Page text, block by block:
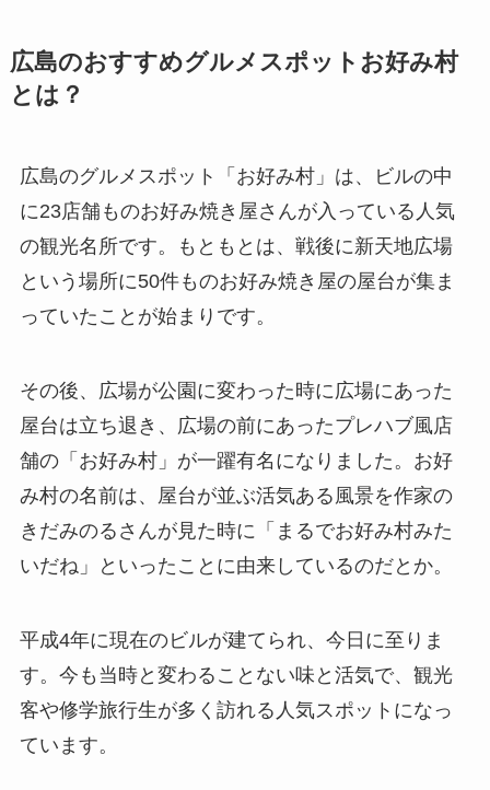
広島のおすすめグルメスポットお好み村
とは？
広島のグルメスポット「お好み村」は、ビルの中
に23店舗ものお好み焼き屋さんが入っている人気
の観光名所です。もともとは、戦後に新天地広場
という場所に50件ものお好み焼き屋の屋台が集ま
っていたことが始まりです。
その後、広場が公園に変わった時に広場にあった
屋台は立ち退き、広場の前にあったプレハブ風店
舗の「お好み村」が一躍有名になりました。お好
み村の名前は、屋台が並ぶ活気ある風景を作家の
きだみのるさんが見た時に「まるでお好み村みた
いだね」といったことに由来しているのだとか。
平成4年に現在のビルが建てられ、今日に至りま
す。今も当時と変わることない味と活気で、観光
客や修学旅行生が多く訪れる人気スポットになっ
ています。